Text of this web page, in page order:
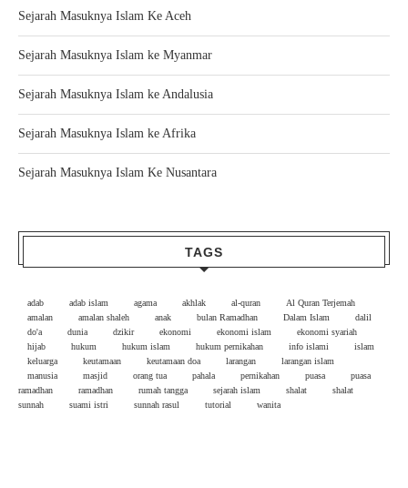
Sejarah Masuknya Islam Ke Aceh
Sejarah Masuknya Islam ke Myanmar
Sejarah Masuknya Islam ke Andalusia
Sejarah Masuknya Islam ke Afrika
Sejarah Masuknya Islam Ke Nusantara
TAGS
adab adab islam agama akhlak al-quran
Al Quran Terjemah
amalan
amalan shaleh anak bulan Ramadhan Dalam Islam
dalil
do'a
dunia dzikir ekonomi ekonomi islam
ekonomi syariah
hijab
hukum hukum islam hukum pernikahan info islami
islam
keluarga
keutamaan keutamaan doa larangan
larangan islam
manusia
masjid orang tua pahala pernikahan puasa
puasa
ramadhan
ramadhan rumah tangga sejarah islam shalat
shalat
sunnah
suami istri sunnah rasul tutorial wanita